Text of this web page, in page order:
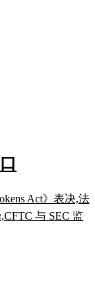
Act》表决,法
与 SEC 监